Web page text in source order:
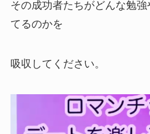
その成功者たちがどんな勉
てるのかを
吸収してください。